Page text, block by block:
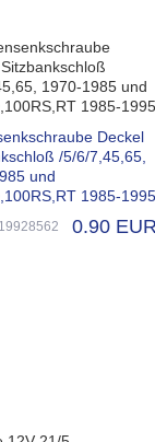
Deckel
/5/6/7,45,65,
und
1985-1995
0.90